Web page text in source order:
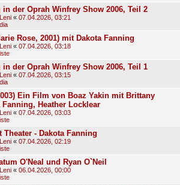
in der Oprah Winfrey Show 2006, Teil 2
Leni « 07.04.2026, 03:21
Rose, 2001) mit Dakota Fanning
Leni « 07.04.2026, 03:18
in der Oprah Winfrey Show 2006, Teil 1
Leni « 07.04.2026, 03:15
Ein Film von Boaz Yakin mit Brittany
Fanning, Heather Locklear
Leni « 07.04.2026, 03:03
Theater - Dakota Fanning
Leni « 07.04.2026, 02:19
O'Neal und Ryan O`Neil
Leni « 06.04.2026, 00:00